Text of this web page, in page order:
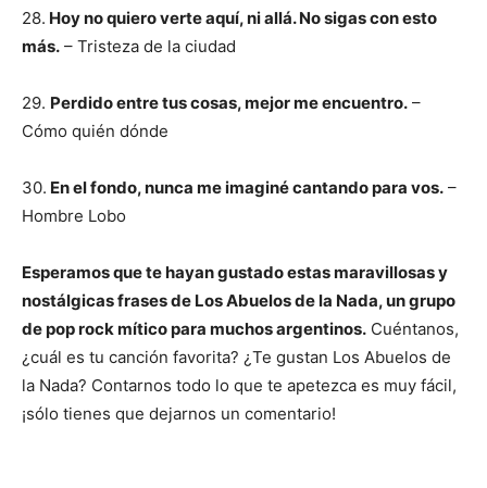
28. Hoy no quiero verte aquí, ni allá. No sigas con esto
más. – Tristeza de la ciudad
29. Perdido entre tus cosas, mejor me encuentro. –
Cómo quién dónde
30. En el fondo, nunca me imaginé cantando para vos. –
Hombre Lobo
Esperamos que te hayan gustado estas maravillosas y
nostálgicas frases de Los Abuelos de la Nada, un grupo
de pop rock mítico para muchos argentinos. Cuéntanos,
¿cuál es tu canción favorita? ¿Te gustan Los Abuelos de
la Nada? Contarnos todo lo que te apetezca es muy fácil,
¡sólo tienes que dejarnos un comentario!